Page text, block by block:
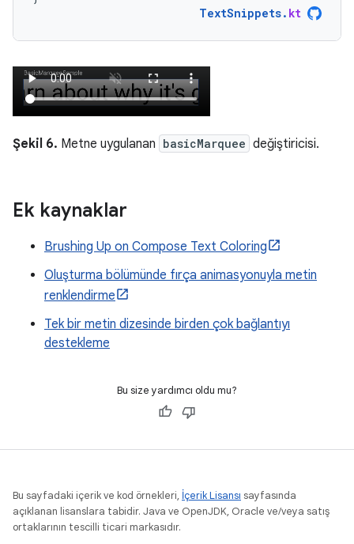
TextSnippets. kt
Şekil 6. Metne uygulanan basicMarquee değiştiricisi.
Ek kaynaklar
Brushing Up on Compose Text Coloring
Oluşturma bölümünde fırça animasyonuyla metin
renklendirme
Tek bir metin dizesinde birden çok bağlantıyı
destekleme
Bu size yardımcı oldu mu?
Bu sayfadaki içerik ve kod örnekleri, İçerik Lisansı sayfasında
açıklanan lisanslara tabidir. Java ve OpenJDK, Oracle ve/veya satış
ortaklarının tescilli ticari markasıdır.